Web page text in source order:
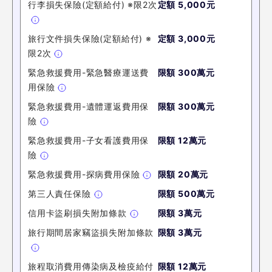
行李損失保險(定額給付) ※限2次 定額 5,000元
旅行文件損失保險(定額給付) ※
限2次
定額 3,000元
緊急救援費用-緊急醫療運送費
用保險
限額 300萬元
緊急救援費用-遺體運返費用保
險
限額 300萬元
緊急救援費用-子女看護費用保
險
限額 12萬元
緊急救援費用-探病費用保險
限額 20萬元
第三人責任保險
限額 500萬元
信用卡盜刷損失附加條款
限額 3萬元
旅行期間居家竊盜損失附加條款 限額 3萬元
旅程取消費用傳染病及檢疫給付 限額 12萬元